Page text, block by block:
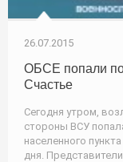
26.07.2015
ОБСЕ попали
Счастье
Сегодня утром,
стороны ВСУ
населенного
дня.